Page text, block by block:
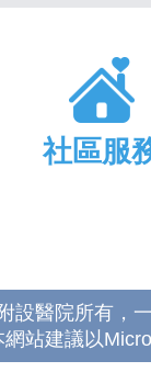
社區服
設醫院所有，
站建議以